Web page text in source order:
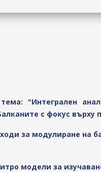
"Интегрален
с фокус върху
за модулиране на
модели за